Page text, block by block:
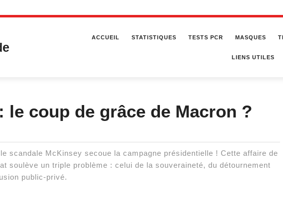
ACCUEIL STATISTIQUES TESTS PCR MASQUES
LIENS UTILES
le coup de grâce de Macron ?
scandale McKinsey secoue la campagne présidentielle ! Cette affaire de
soulève un triple problème : celui de la souveraineté, du détournement
public-privé.